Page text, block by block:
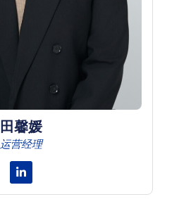
田馨媛
运营经理
Linkedin